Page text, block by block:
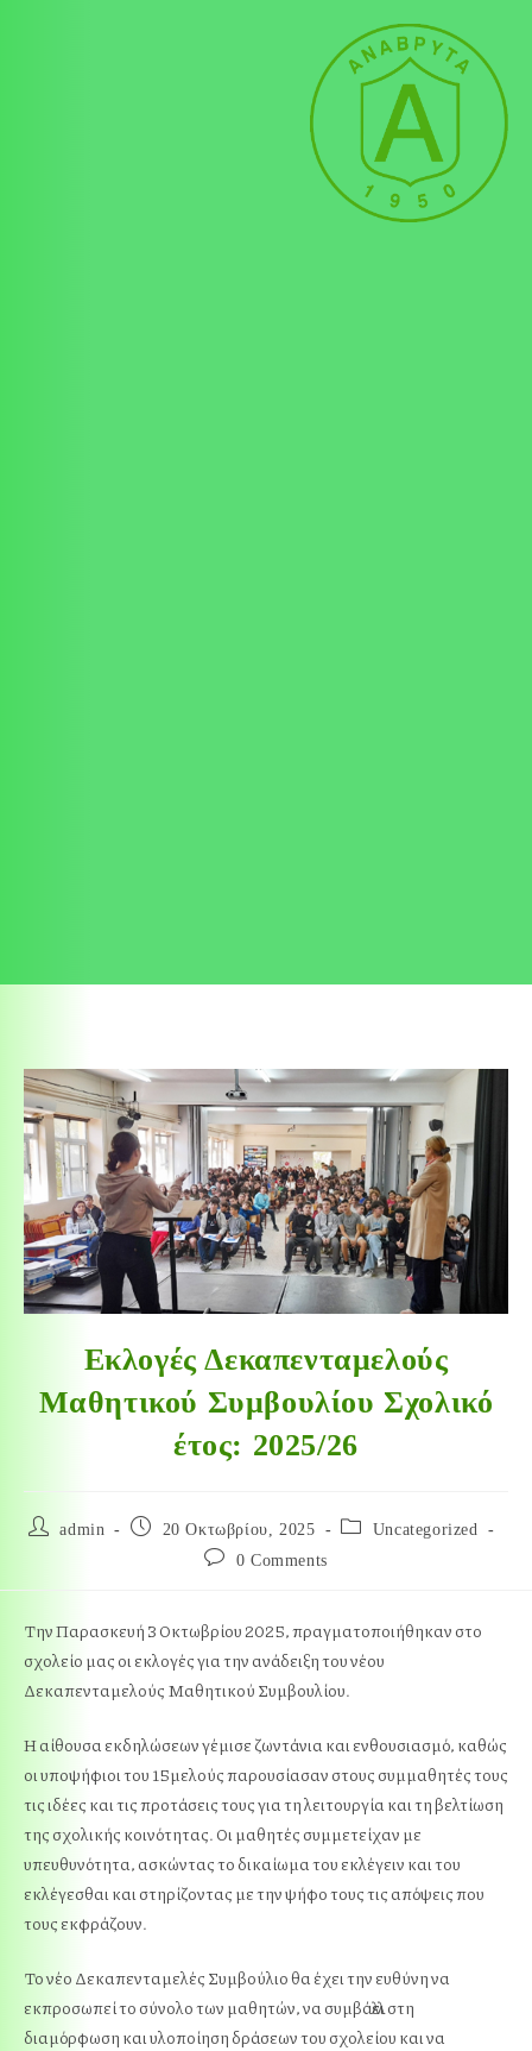
Εκλογές Δεκαπενταμελούς
Μαθητικού Συμβουλίου Σχολικό
έτος: 2025/26
admin 20 Οκτωβρίου, 2025
Uncategorized
0 Comments
Την Παρασκευή 3 Οκτωβρίου 2025, πραγματοποιήθηκαν στο
σχολείο μας οι εκλογές για την ανάδειξη του νέου
Δεκαπενταμελούς Μαθητικού Συμβουλίου.
Η αίθουσα εκδηλώσεων γέμισε ζωντάνια και ενθουσιασμό, καθώς
οι υποψήφιοι του 15μελούς παρουσίασαν στους συμμαθητές τους
τις ιδέες και τις προτάσεις τους για τη λειτουργία και τη βελτίωση
της σχολικής κοινότητας. Οι μαθητές συμμετείχαν με
υπευθυνότητα, ασκώντας το δικαίωμα του εκλέγειν και του
εκλέγεσθαι και στηρίζοντας με την ψήφο τους τις απόψεις που
τους εκφράζουν.
Το νέο Δεκαπενταμελές Συμβούλιο θα έχει την ευθύνη να
εκπροσωπεί το σύνολο των μαθητών, να συμβάλλει στη
διαμόρφωση και υλοποίηση δράσεων του σχολείου και να